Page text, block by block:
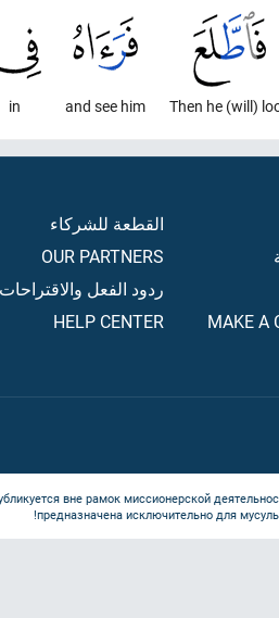
Then he (will)
and see him
in
MAKE A
القطعة للشركاء
OUR PARTNERS
ردود الفعل والاقتراحات
HELP CENTER
вне рамок миссионерской
предназначена исключительно для